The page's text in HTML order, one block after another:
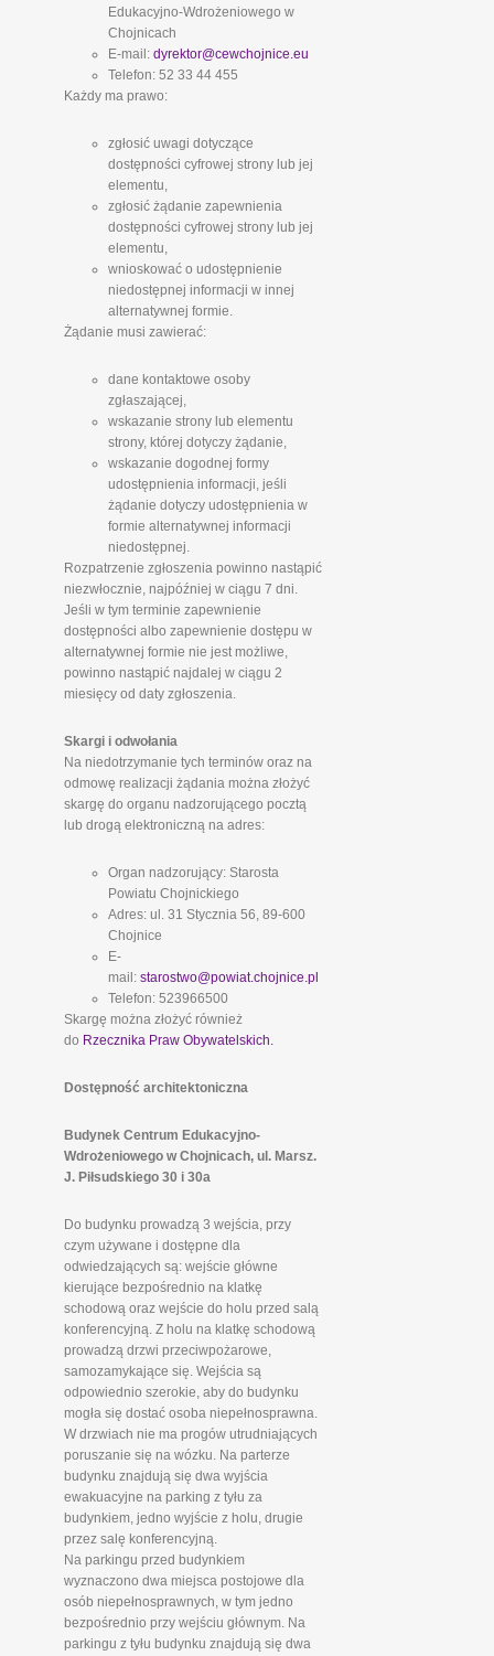
Edukacyjno-Wdrożeniowego w
Chojnicach
E-mail: dyrektor@cewchojnice.eu
Telefon: 52 33 44 455
Każdy ma prawo:
zgłosić uwagi dotyczące
dostępności cyfrowej strony lub jej
elementu,
zgłosić żądanie zapewnienia
dostępności cyfrowej strony lub jej
elementu,
wnioskować o udostępnienie
niedostępnej informacji w innej
alternatywnej formie.
Żądanie musi zawierać:
dane kontaktowe osoby
zgłaszającej,
wskazanie strony lub elementu
strony, której dotyczy żądanie,
wskazanie dogodnej formy
udostępnienia informacji, jeśli
żądanie dotyczy udostępnienia w
formie alternatywnej informacji
niedostępnej.
Rozpatrzenie zgłoszenia powinno nastąpić
niezwłocznie, najpóźniej w ciągu 7 dni.
Jeśli w tym terminie zapewnienie
dostępności albo zapewnienie dostępu w
alternatywnej formie nie jest możliwe,
powinno nastąpić najdalej w ciągu 2
miesięcy od daty zgłoszenia.
Skargi i odwołania
Na niedotrzymanie tych terminów oraz na
odmowę realizacji żądania można złożyć
skargę do organu nadzorującego pocztą
lub drogą elektroniczną na adres:
Organ nadzorujący: Starosta
Powiatu Chojnickiego
Adres: ul. 31 Stycznia 56, 89-600
Chojnice
E-
mail: starostwo@powiat.chojnice.pl
Telefon: 523966500
Skargę można złożyć również
do Rzecznika Praw Obywatelskich.
Dostępność architektoniczna
Budynek Centrum Edukacyjno-
Wdrożeniowego w Chojnicach, ul. Marsz.
J. Piłsudskiego 30 i 30a
Do budynku prowadzą 3 wejścia, przy
czym używane i dostępne dla
odwiedzających są: wejście główne
kierujące bezpośrednio na klatkę
schodową oraz wejście do holu przed salą
konferencyjną. Z holu na klatkę schodową
prowadzą drzwi przeciwpożarowe,
samozamykające się. Wejścia są
odpowiednio szerokie, aby do budynku
mogła się dostać osoba niepełnosprawna.
W drzwiach nie ma progów utrudniających
poruszanie się na wózku. Na parterze
budynku znajdują się dwa wyjścia
ewakuacyjne na parking z tyłu za
budynkiem, jedno wyjście z holu, drugie
przez salę konferencyjną.
Na parkingu przed budynkiem
wyznaczono dwa miejsca postojowe dla
osób niepełnosprawnych, w tym jedno
bezpośrednio przy wejściu głównym. Na
parkingu z tyłu budynku znajdują się dwa